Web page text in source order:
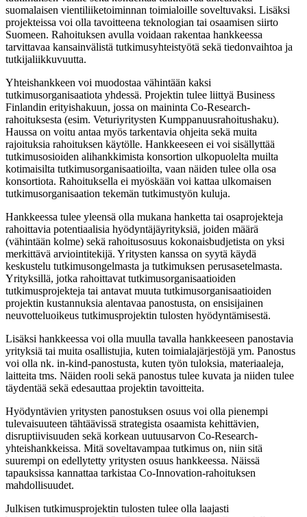
suomalaisen vientiliiketoiminnan toimialoille soveltuvaksi. Lisäksi
projekteissa voi olla tavoitteena teknologian tai osaamisen siirto
Suomeen. Rahoituksen avulla voidaan rakentaa hankkeessa
tarvittavaa kansainvälistä tutkimusyhteistyötä sekä tiedonvaihtoa ja
tutkijaliikkuvuutta.
Yhteishankkeen voi muodostaa vähintään kaksi
tutkimusorganisaatiota yhdessä. Projektin tulee liittyä Business
Finlandin erityishakuun, jossa on maininta Co-Research-
rahoituksesta (esim. Veturiyritysten Kumppanuusrahoitushaku).
Haussa on voitu antaa myös tarkentavia ohjeita sekä muita
rajoituksia rahoituksen käytölle. Hankkeeseen ei voi sisällyttää
tutkimusosioiden alihankkimista konsortion ulkopuolelta muilta
kotimaisilta tutkimusorganisaatioilta, vaan näiden tulee olla osa
konsortiota. Rahoituksella ei myöskään voi kattaa ulkomaisen
tutkimusorganisaation tekemän tutkimustyön kuluja.
Hankkeessa tulee yleensä olla mukana hanketta tai osaprojekteja
rahoittavia potentiaalisia hyödyntäjäyrityksiä, joiden määrä
(vähintään kolme) sekä rahoitusosuus kokonaisbudjetista on yksi
merkittävä arviointitekijä. Yritysten kanssa on syytä käydä
keskustelu tutkimusongelmasta ja tutkimuksen perusasetelmasta.
Yrityksillä, jotka rahoittavat tutkimusorganisaatioiden
tutkimusprojekteja tai antavat muuta tutkimusorganisaatioiden
projektin kustannuksia alentavaa panostusta, on ensisijainen
neuvotteluoikeus tutkimusprojektin tulosten hyödyntämisestä.
Lisäksi hankkeessa voi olla muulla tavalla hankkeeseen panostavia
yrityksiä tai muita osallistujia, kuten toimialajärjestöjä ym. Panostus
voi olla nk. in-kind-panostusta, kuten työn tuloksia, materiaaleja,
laitteita tms. Näiden rooli sekä panostus tulee kuvata ja niiden tulee
täydentää sekä edesauttaa projektin tavoitteita.
Hyödyntävien yritysten panostuksen osuus voi olla pienempi
tulevaisuuteen tähtäävissä strategista osaamista kehittävien,
disruptiivisuuden sekä korkean uutuusarvon Co-Research-
yhteishankkeissa. Mitä soveltavampaa tutkimus on, niin sitä
suurempi on edellytetty yritysten osuus hankkeessa. Näissä
tapauksissa kannattaa tarkistaa Co-Innovation-rahoituksen
mahdollisuudet.
Julkisen tutkimusprojektin tulosten tulee olla laajasti